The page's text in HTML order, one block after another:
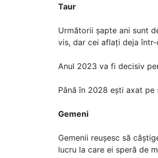
Taur
Următorii șapte ani sunt
vis, dar cei aflați deja
Anul 2023 va fi decisiv
Până în 2028 ești axat
Gemeni
Gemenii reușesc să
lucru la care ei speră de